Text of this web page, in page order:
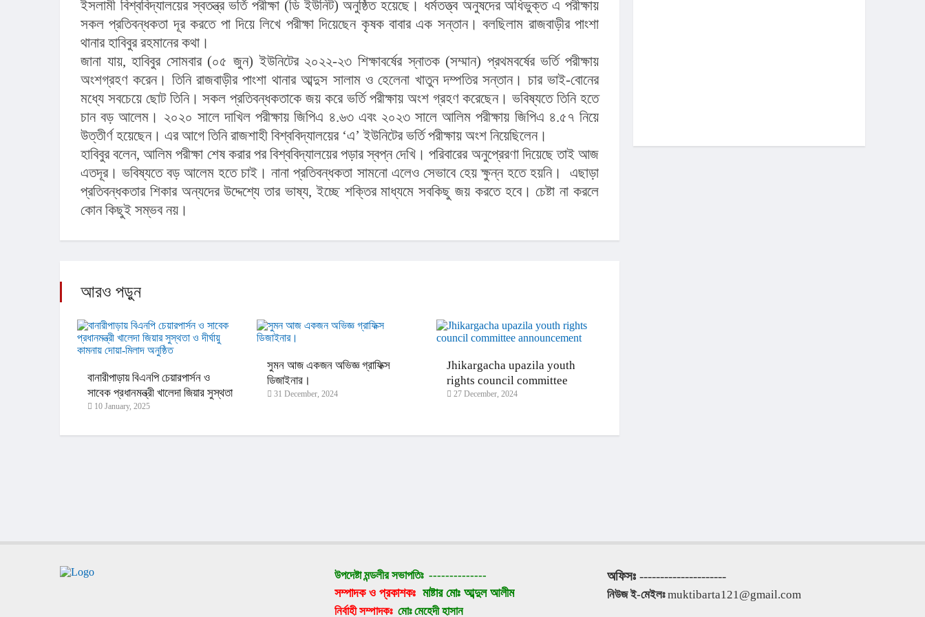
ইসলামী বিশ্ববিদ্যালয়ের স্বতন্ত্র ভর্তি পরীক্ষা (ডি ইউনিট) অনুষ্ঠিত হয়েছে। ধর্মতত্ত্ব অনুষদের অধিভুক্ত এ পরীক্ষায়
সকল প্রতিবন্ধকতা দূর করতে পা দিয়ে লিখে পরীক্ষা দিয়েছেন কৃষক বাবার এক সন্তান। বলছিলাম রাজবাড়ীর পাংশা
থানার হাবিবুর রহমানের কথা।
জানা যায়, হাবিবুর সোমবার (০৫ জুন) ইউনিটের ২০২২-২৩ শিক্ষাবর্ষের স্নাতক (সম্মান) প্রথমবর্ষের ভর্তি পরীক্ষায়
অংশগ্রহণ করেন। তিনি রাজবাড়ীর পাংশা থানার আব্দুস সালাম ও হেলেনা খাতুন দম্পতির সন্তান। চার ভাই-বোনের
মধ্যে সবচেয়ে ছোট তিনি। সকল প্রতিবন্ধকতাকে জয় করে ভর্তি পরীক্ষায় অংশ গ্রহণ করেছেন। ভবিষ্যতে তিনি হতে
চান বড় আলেম। ২০২০ সালে দাখিল পরীক্ষায় জিপিএ ৪.৬৩ এবং ২০২৩ সালে আলিম পরীক্ষায় জিপিএ ৪.৫৭ নিয়ে
উত্তীর্ণ হয়েছেন। এর আগে তিনি রাজশাহী বিশ্ববিদ্যালয়ের ‘এ’ ইউনিটের ভর্তি পরীক্ষায় অংশ নিয়েছিলেন।
হাবিবুর বলেন, আলিম পরীক্ষা শেষ করার পর বিশ্ববিদ্যালয়ের পড়ার স্বপ্ন দেখি। পরিবারের অনুপ্রেরণা দিয়েছে তাই আজ
এতদূর। ভবিষ্যতে বড় আলেম হতে চাই। নানা প্রতিবন্ধকতা সামনো এলেও সেভাবে হেয় ক্ষুন্ন হতে হয়নি। এছাড়া
প্রতিবন্ধকতার শিকার অন্যদের উদ্দেশ্যে তার ভাষ্য, ইচ্ছে শক্তির মাধ্যমে সবকিছু জয় করতে হবে। চেষ্টা না করলে
কোন কিছুই সম্ভব নয়।
আরও পড়ুন
বানারীপাড়ায় বিএনপি চেয়ারপার্সন ও
সাবেক প্রধানমন্ত্রী খালেদা জিয়ার সুস্থতা
ও দীর্ঘায়ু কামনায় দোয়া-মিলাদ অনুষ্ঠিত
10 January, 2025
সুমন আজ একজন অভিজ্ঞ গ্রাফিক্স
ডিজাইনার।
31 December, 2024
Jhikargacha upazila youth
rights council committee
announcement
27 December, 2024
উপদেষ্টা মন্ডলীর সভাপতিঃ --------------
সম্পাদক ও প্রকাশকঃ মাষ্টার মোঃ আব্দুল আলীম
নির্বাহী সম্পাদকঃ মোঃ মেহেদী হাসান
অফিসঃ ---------------------
নিউজ ই-মেইলঃ muktibarta121@gmail.com